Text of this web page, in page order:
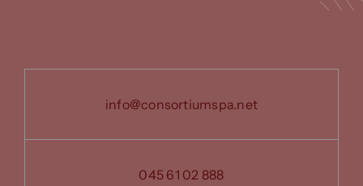
info@consortiumspa.net
045 61 02 888